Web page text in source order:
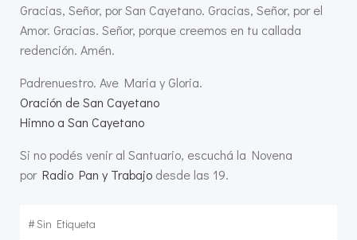
Gracias, Señor, por San Cayetano. Gracias, Señor, por el
Amor. Gracias. Señor, porque creemos en tu callada
redención. Amén.
Padrenuestro. Ave Maria y Gloria.
Oración de San Cayetano
Himno a San Cayetano
Si no podés venir al Santuario, escuchá la Novena
por Radio Pan y Trabajo desde las 19.
#Sin Etiqueta